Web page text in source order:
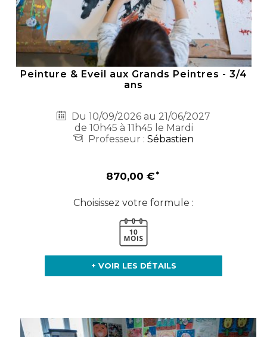
Peinture & Eveil aux Grands Peintres - 3/4
ans
Du 10/09/2026 au 21/06/2027
de 10h45 à 11h45 le Mardi
Professeur : Sébastien
870,00 €
Choisissez votre formule :
+ VOIR LES DÉTAILS